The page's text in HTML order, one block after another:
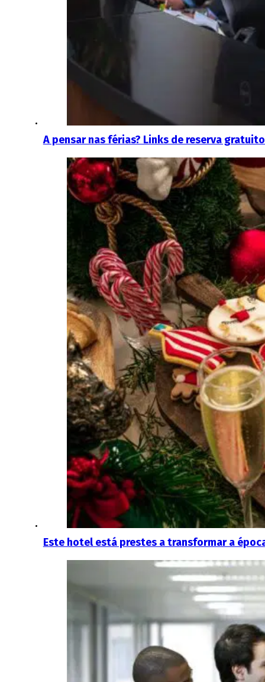
A pensar nas férias? Links de reserva
Este hotel está prestes a transformar a